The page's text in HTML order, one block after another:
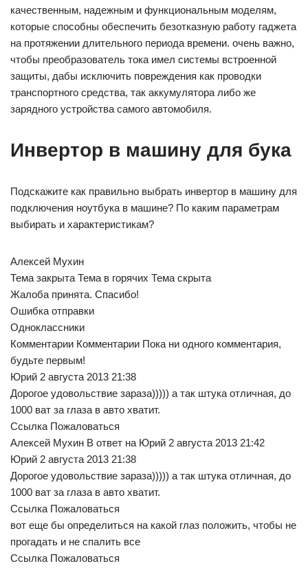
качественным, надежным и функциональным моделям,
которые способны обеспечить безотказную работу гаджета
на протяжении длительного периода времени. очень важно,
чтобы преобразователь тока имел системы встроенной
защиты, дабы исключить повреждения как проводки
транспортного средства, так аккумулятора либо же
зарядного устройства самого автомобиля.
Инвертор в машину для бука
Подскажите как правильно выбрать инвертор в машину для
подключения ноутбука в машине? По каким параметрам
выбирать и характеристикам?
Алексей Мухин
Тема закрыта Тема в горячих Тема скрыта
Жалоба принята. Спасибо!
Ошибка отправки
Одноклассники
Комментарии Комментарии Пока ни одного комментария,
будьте первым!
Юрий 2 августа 2013 21:38
Дорогое удовольствие зараза))))) а так штука отличная, до
1000 ват за глаза в авто хватит.
Ссылка Пожаловаться
Алексей Мухин В ответ на Юрий 2 августа 2013 21:42
Юрий 2 августа 2013 21:38
Дорогое удовольствие зараза))))) а так штука отличная, до
1000 ват за глаза в авто хватит.
Ссылка Пожаловаться
вот еще бы определиться на какой глаз положить, чтобы не
прогадать и не спалить все
Ссылка Пожаловаться